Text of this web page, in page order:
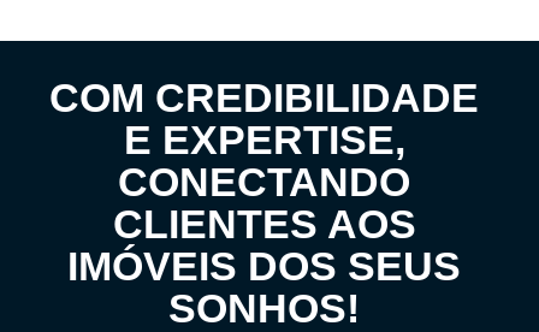
COM CREDIBILIDADE
E EXPERTISE,
CONECTANDO
CLIENTES AOS
IMÓVEIS DOS SEUS
SONHOS!